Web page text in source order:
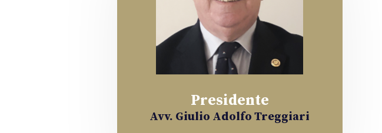
Presidente
Avv. Giulio Adolfo Treggiari